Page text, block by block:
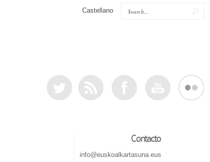
Castellano
Contacto
info@euskoalkartasuna.eus